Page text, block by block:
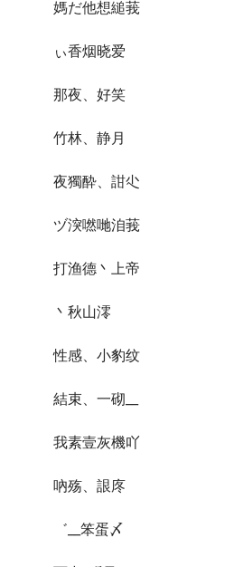
媽だ他想縋莪
ぃ香烟晓爱ゝ
那夜、好笑
竹林、静月
夜獨酔、詌尐
ヅ湥嘫哋洎莪
打渔德丶上帝
丶秋山澪
性感、小豹纹
結束、一砌__
我素壹灰機吖
吶殇、詪庝
゛__笨蛋〆